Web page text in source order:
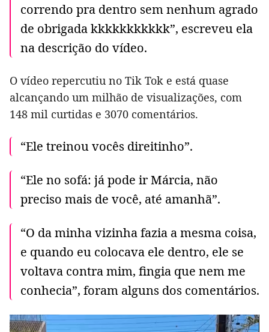
correndo pra dentro sem nenhum agrado
de obrigada kkkkkkkkkkk”, escreveu ela
na descrição do vídeo.
O vídeo repercutiu no Tik Tok e está quase
alcançando um milhão de visualizações, com
148 mil curtidas e 3070 comentários.
“Ele treinou vocês direitinho”.
“Ele no sofá: já pode ir Márcia, não
preciso mais de você, até amanhã”.
“O da minha vizinha fazia a mesma coisa,
e quando eu colocava ele dentro, ele se
voltava contra mim, fingia que nem me
conhecia”, foram alguns dos comentários.